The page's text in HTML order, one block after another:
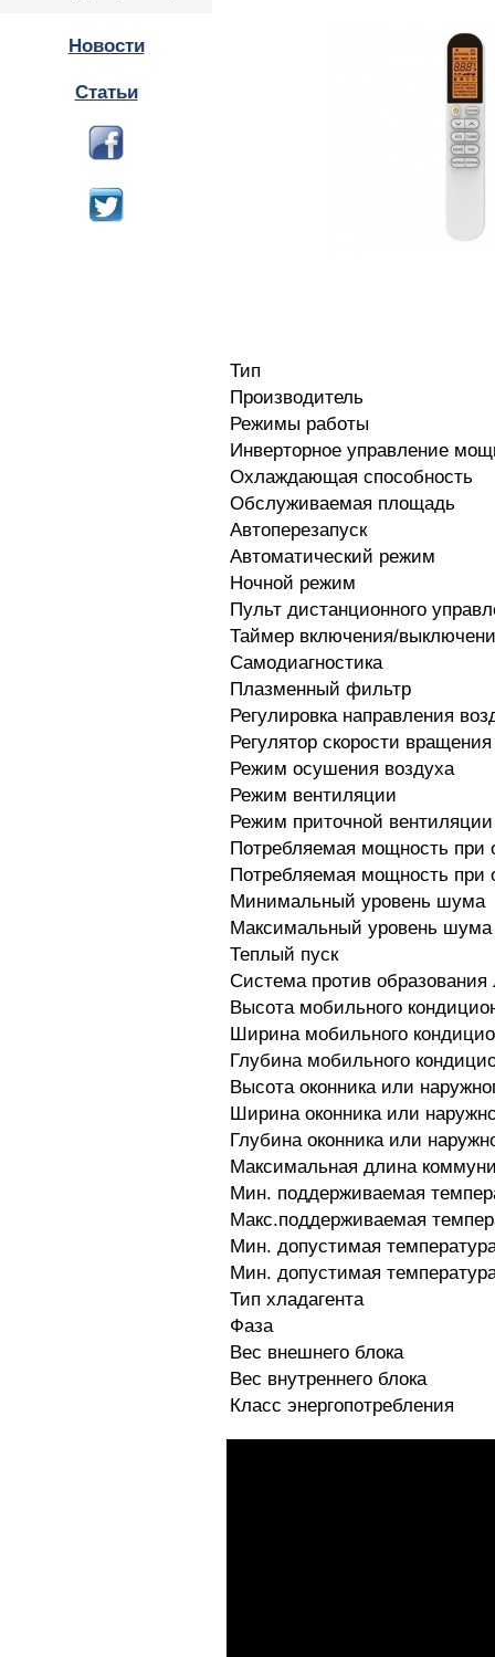
Новости
Статьи
Тип
Производитель
Режимы работы
Инверторное управление
Охлаждающая способность
Обслуживаемая площадь
Автоперезапуск
Автоматический режим
Ночной режим
Пульт дистанционного
Таймер включения/
Самодиагностика
Плазменный фильтр
Регулировка направления
Регулятор скорости
Режим осушения воздуха
Режим вентиляции
Режим приточной вентиляции
Потребляемая мощность при
Потребляемая мощность при
Минимальный уровень шума
Максимальный уровень шума
Теплый пуск
Система против образования
Высота мобильного
Ширина мобильного
Глубина мобильного
Высота оконника или
Ширина оконника или
Глубина оконника или
Максимальная длина
Мин. поддерживаемая
Макс.поддерживаемая
Мин. допустимая
Мин. допустимая
Тип хладагента
Фаза
Вес внешнего блока
Вес внутреннего блока
Класс энергопотребления